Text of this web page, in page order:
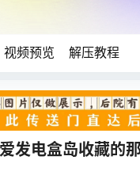
视频预览 解压教程
发电盒岛收藏的